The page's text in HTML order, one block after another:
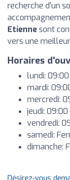
recherche d’un
Etiennesont
vers une
Horaires
lundi: 09:00
mardi:
mercredi:
jeudi: 09:00
vendredi:
samedi:
dimanche:
Désirez-vous